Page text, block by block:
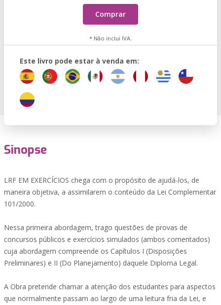
Comprar
* Não inclui IVA.
Este livro pode estar à venda em:
Sinopse
LRF EM EXERCÍCIOS chega com o propósito de ajudá-los, de
maneira objetiva, a assimilarem o conteúdo da Lei Complementar
101/2000.
Nessa primeira abordagem, trago questões de provas de
concursos públicos e exercícios simulados (ambos comentados)
cuja abordagem compreende os Capítulos I (Disposições
Preliminares) e II (Do Planejamento) daquele Diploma Legal.
A Obra pretende chamar a atenção dos estudantes para aspectos
que normalmente passam ao largo de uma leitura fria da Lei, e